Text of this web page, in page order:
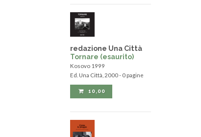
redazione Una Città
Tornare (esaurito)
Kosovo 1999
Ed. Una Città, 2000 - 0 pagine
10,00